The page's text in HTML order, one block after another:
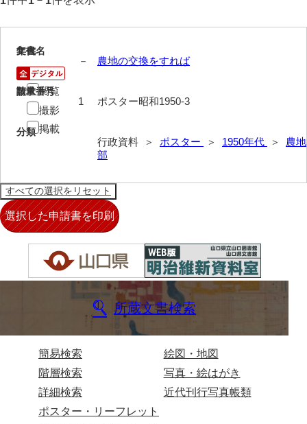
1
文書名
農地の交換をすれば
請求番号
ポスター昭和1950-3
分類
行政資料 ＞ ポスター ＞ 1950年代 ＞ 農地
部
年代
－
数量
1
閲覧
撮影
掲載
所蔵文書検索
簡易検索
階層検索
詳細検索
絵図・地図
写真・絵はがき
近代刊行写真帳類
ポスター・リーフレット